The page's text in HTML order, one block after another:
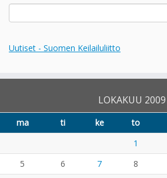
Haku:
Uutiset - Suomen Keilailuliitto
LOKAKUU 2009
ma ti ke to
1
5
6 7 8